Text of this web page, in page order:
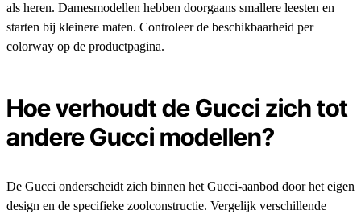
als heren. Damesmodellen hebben doorgaans smallere leesten en
starten bij kleinere maten. Controleer de beschikbaarheid per
colorway op de productpagina.
Hoe verhoudt de Gucci zich tot
andere Gucci modellen?
De Gucci onderscheidt zich binnen het Gucci-aanbod door het eigen
design en de specifieke zoolconstructie. Vergelijk verschillende